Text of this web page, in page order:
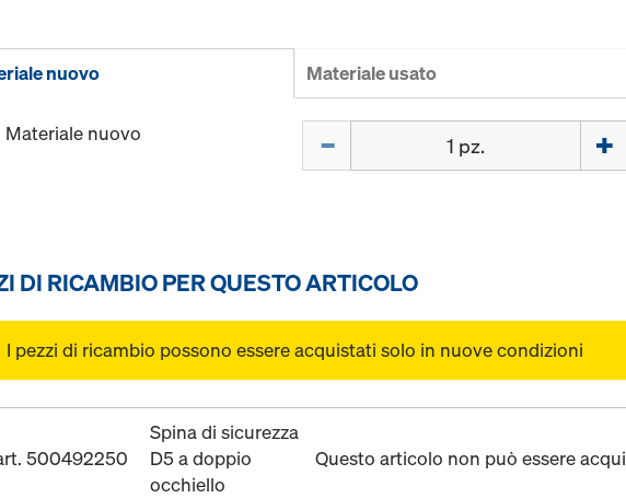
nuovo Materiale usato
Materiale nuovo
DI RICAMBIO PER QUESTO ARTICOLO
I pezzi di ricambio possono essere acquistati solo in nuove condizioni
500492250
Spina di sicurezza
D5 a doppio
occhiello
Questo articolo non può essere